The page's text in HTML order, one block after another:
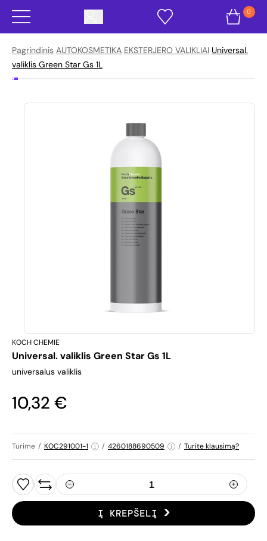
0
Pagrindinis AUTOKOSMETIKA EKSTERJERO VALIKLIAI Universal.
valiklis Green Star Gs 1L
KOCH CHEMIE
Universal. valiklis Green Star Gs 1L
universalus valiklis
10,32 €
Turime / KOC291001-1 / 4260188690509 / Turite klausimą?
Į KREPŠELĮ